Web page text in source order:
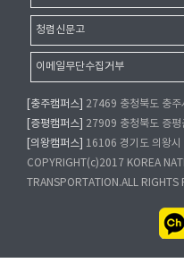
청렴신문고
이메일무단수집거부
[충주캠퍼스]
27469 충청북도 충
[증평캠퍼스]
27909 충청북도 증
[의왕캠퍼스]
16106 경기도 의왕
COPYRIGHT(c)2017 KOREA
TRANSPORTATION.ALL RIGHTS